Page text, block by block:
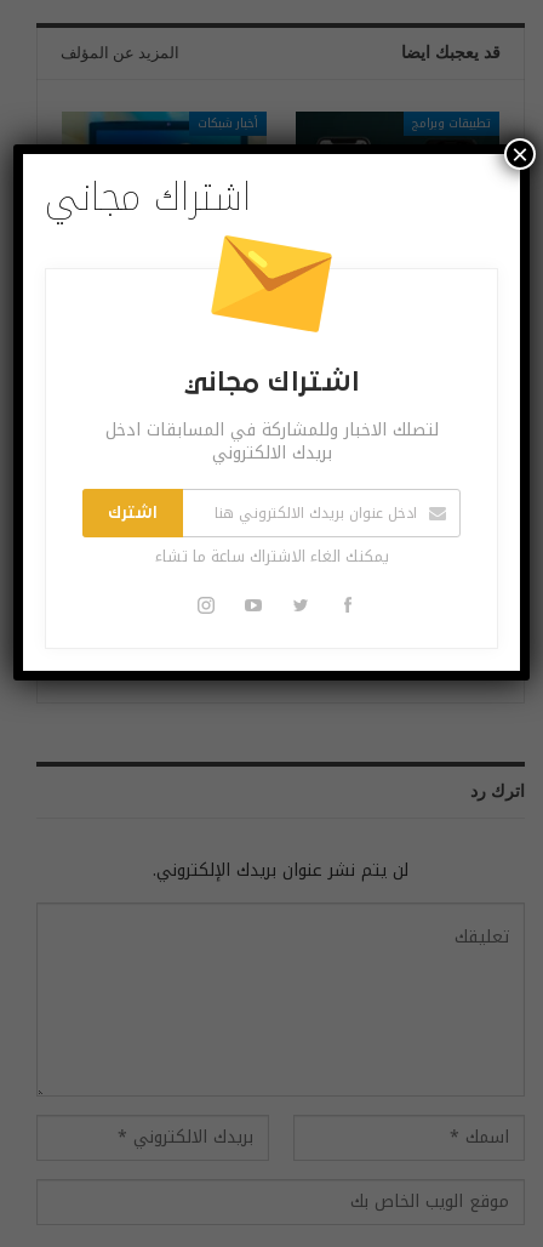
قد يعجبك ايضا المزيد عن المؤلف
تطبيقات وبرامج
أندرويد إلى آيفون ممكناً؟
أخبار شبكات
ما هو مصير انترنت
اكسبلورر؟
مرض السكري وحب
الشباب واستشارات طبية
اختراعات وتكنولوجيا
إذا كنت تخطط لمسارك
الوظيفي تعرّف على المهن
التكنولوجيا
اترك رد
لن يتم نشر عنوان بريدك الإلكتروني.
اشتراك مجاني
اشتراك مجاني
لتصلك الاخبار وللمشاركة في المسابقات ادخل
بريدك الالكتروني
اشترك
يمكنك الغاء الاشتراك ساعة ما تشاء
×